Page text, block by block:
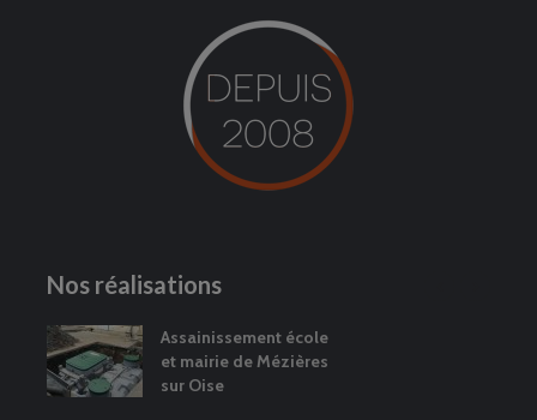
Nos réalisations
école
de Mézières